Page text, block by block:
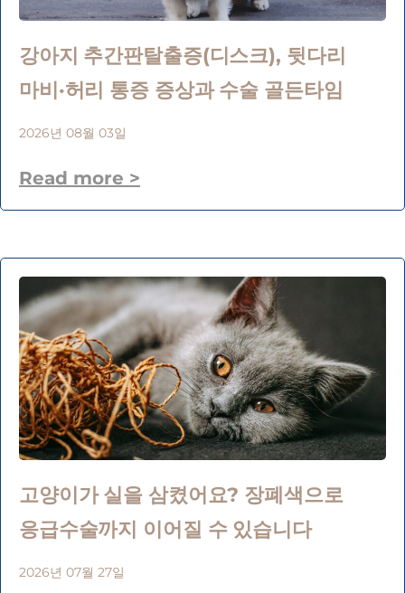
강아지 추간판탈출증(디스크), 뒷다리
마비·허리 통증 증상과 수술 골든타임
2026년 08월 03일
Read more >
고양이가 실을 삼켰어요? 장폐색으로
응급수술까지 이어질 수 있습니다
2026년 07월 27일